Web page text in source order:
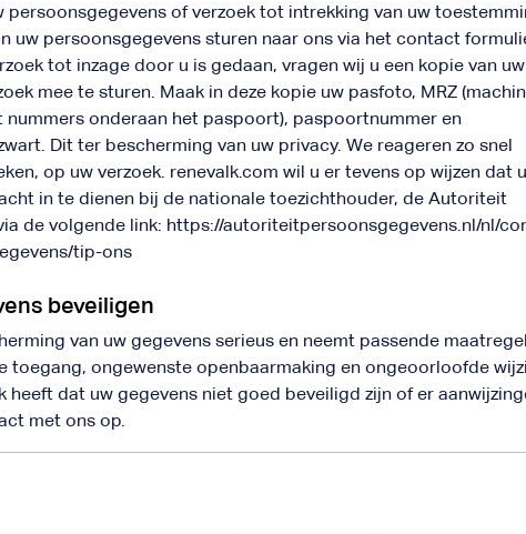
persoonsgegevens of verzoek tot intrekking van uw
uw persoonsgegevens sturen naar ons via het contact
tot inzage door u is gedaan, vragen wij u een kopie van uw
mee te sturen. Maak in deze kopie uw pasfoto, MRZ
nummers onderaan het paspoort), paspoortnummer en
Dit ter bescherming van uw privacy. We reageren zo snel
op uw verzoek. renevalk.com wil u er tevens op wijzen dat
in te dienen bij de nationale toezichthouder, de Autoriteit
de volgende link: https://autoriteitpersoonsgegevens.nl/nl/
tip-ons
beveiligen
van uw gegevens serieus en neemt passende
toegang, ongewenste openbaarmaking en ongeoorloofde
heeft dat uw gegevens niet goed beveiligd zijn of er
met ons op.